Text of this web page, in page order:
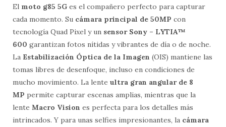
El moto g85 5G es el compañero perfecto para capturar
cada momento. Su cámara principal de 50MP con
tecnología Quad Pixel y un sensor Sony – LYTIA™
600 garantizan fotos nítidas y vibrantes de día o de noche.
La Estabilización Óptica de la Imagen (OIS) mantiene las
tomas libres de desenfoque, incluso en condiciones de
mucho movimiento. La lente ultra gran angular de 8
MP permite capturar escenas amplias, mientras que la
lente Macro Vision es perfecta para los detalles más
intrincados. Y para unas selfies impresionantes, la cámara